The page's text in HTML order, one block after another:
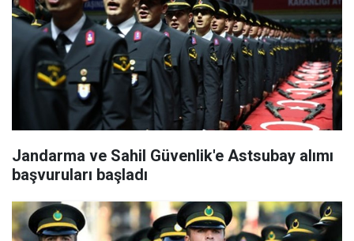
Jandarma ve Sahil Güvenlik'e Astsubay alımı
başvuruları başladı